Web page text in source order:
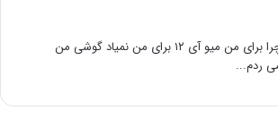
سلام چرا برای من میو آی ۱۲ برای من نمیاد گوشی من
ردم...